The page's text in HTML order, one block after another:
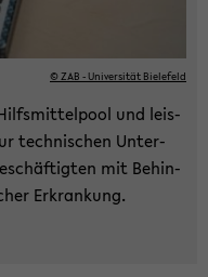
© ZAB - Uni­ver­si­tät Bie­le­feld
und leis­
tech­ni­schen Un­ter­
mit Be­hin­
Er­kran­kung.